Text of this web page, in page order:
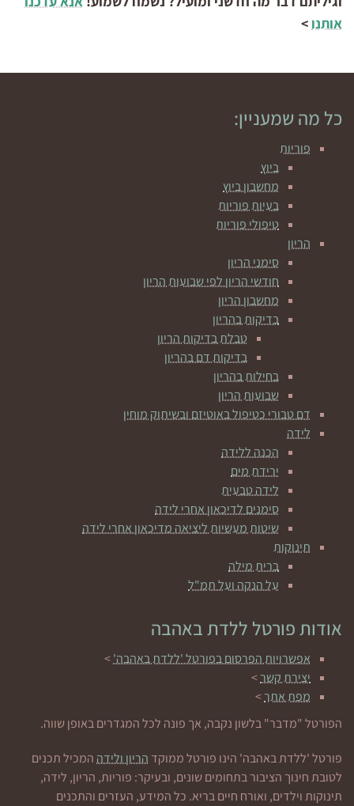
אותנו >
כל מה שמעניין:
פוריות
ביוץ
מחשבון ביוץ
בעיות פוריות
טיפולי פוריות
הריון
סימני הריון
חודשי הריון לפי שבועות הריון
מחשבון הריון
בדיקות בהריון
טבלת בדיקות הריון
בדיקות דם בהריון
בחילות בהריון
שבועות הריון
דם טבורי כטיפול באוטיזם ובשיתוק מוחין
לידה
הכנה ללידה
ירידת מים
לידה טבעית
סימנים לדיכאון אחרי לידה
שיטות מעשיות ליציאה מדיכאון אחרי לידה
תינוקות
ברית מילה
על הנקה ועל תמ"ל
אודות פורטל ללדת באהבה
אפשרויות הפרסום בפורטל 'ללדת באהבה'>
יצירת קשר>
מפת אתר>
הפורטל "מדבר" בלשון נקבה, אך פונה לכל המגדרים באופן שווה.
פורטל 'ללדת באהבה' הינו פורטל ממוקד הריון ולידההמכיל תכנים
לטובת חינוך הציבור בתחומים שונים, ובעיקר: פוריות, הריון, לידה,
תינוקות וילדים, ואורח חיים בריא. כל המידע, העזרים והתכנים